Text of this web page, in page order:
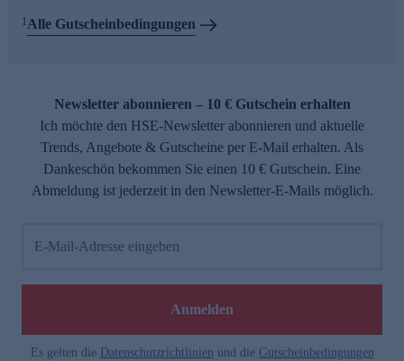
1 Alle Gutscheinbedingungen
Newsletter abonnieren – 10 € Gutschein erhalten
Ich möchte den HSE-Newsletter abonnieren und aktuelle
Trends, Angebote & Gutscheine per E-Mail erhalten. Als
Dankeschön bekommen Sie einen 10 € Gutschein. Eine
Abmeldung ist jederzeit in den Newsletter-E-Mails möglich.
E-Mail-Adresse eingeben
Anmelden
Es gelten die Datenschutzrichtlinien und die Gutscheinbedingungen